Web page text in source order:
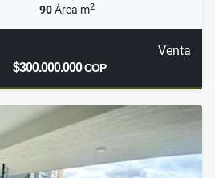
90Área m2
Venta
$300.000.000COP